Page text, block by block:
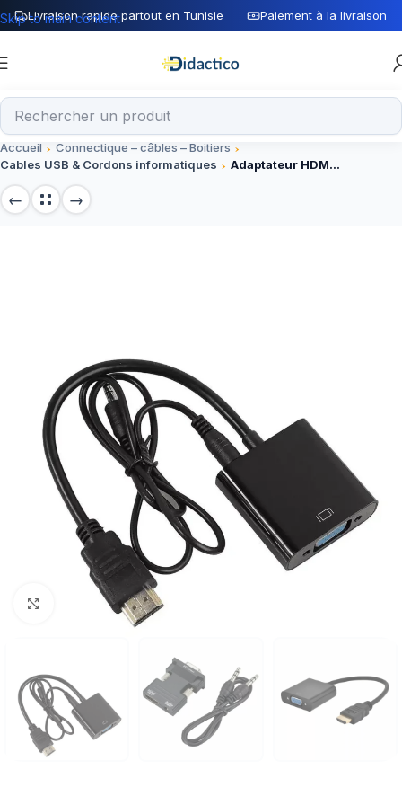
Livraison rapide partout en Tunisie Paiement à la livraison
Skip to main content
Accueil
Connectique – câbles – Boitiers
Cables USB & Cordons informatiques
Adaptateur HDMI Male vers VGA Femelle + Cable audio jack 3,5mm
Click to enlarge